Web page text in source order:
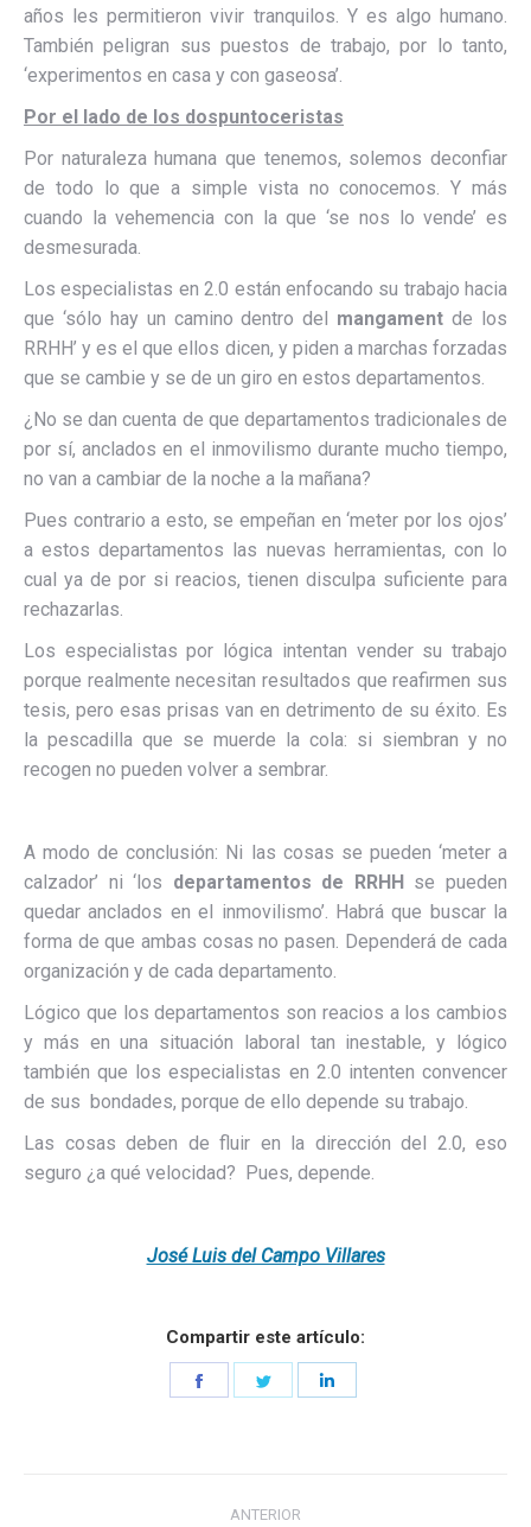
años les permitieron vivir tranquilos. Y es algo humano.
También peligran sus puestos de trabajo, por lo tanto,
‘experimentos en casa y con gaseosa’.
Por el lado de los dospuntoceristas
Por naturaleza humana que tenemos, solemos deconfiar
de todo lo que a simple vista no conocemos. Y más
cuando la vehemencia con la que ‘se nos lo vende’ es
desmesurada.
Los especialistas en 2.0 están enfocando su trabajo hacia
que ‘sólo hay un camino dentro del mangamentde los
RRHH’ y es el que ellos dicen, y piden a marchas forzadas
que se cambie y se de un giro en estos departamentos.
¿No se dan cuenta de que departamentos tradicionales de
por sí, anclados en el inmovilismo durante mucho tiempo,
no van a cambiar de la noche a la mañana?
Pues contrario a esto, se empeñan en ‘meter por los ojos’
a estos departamentos las nuevas herramientas, con lo
cual ya de por si reacios, tienen disculpa suficiente para
rechazarlas.
Los especialistas por lógica intentan vender su trabajo
porque realmente necesitan resultados que reafirmen sus
tesis, pero esas prisas van en detrimento de su éxito. Es
la pescadilla que se muerde la cola: si siembran y no
recogen no pueden volver a sembrar.
A modo de conclusión: Ni las cosas se pueden ‘meter a
calzador’ ni ‘los departamentos de RRHH
se pueden
quedar anclados en el inmovilismo’. Habrá que buscar la
forma de que ambas cosas no pasen. Dependerá de cada
organización y de cada departamento.
Lógico que los departamentos son reacios a los cambios
y más en una situación laboral tan inestable, y lógico
también que los especialistas en 2.0 intenten convencer
de sus bondades, porque de ello depende su trabajo.
Las cosas deben de fluir en la dirección del 2.0, eso
seguro ¿a qué velocidad? Pues, depende.
José Luis del Campo Villares
Compartir este artículo:
Share
ANTERIOR